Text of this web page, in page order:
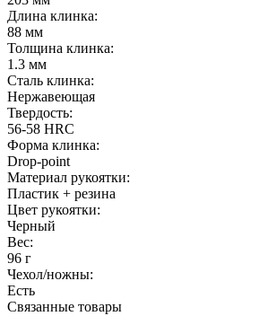
Длина клинка:
88 мм
Толщина клинка:
1.3 мм
Сталь клинка:
Нержавеющая
Твердость:
56-58 HRC
Форма клинка:
Drop-point
Материал рукоятки:
Пластик + резина
Цвет рукоятки:
Черный
Вес:
96 г
Чехол/ножны:
Есть
Связанные товары